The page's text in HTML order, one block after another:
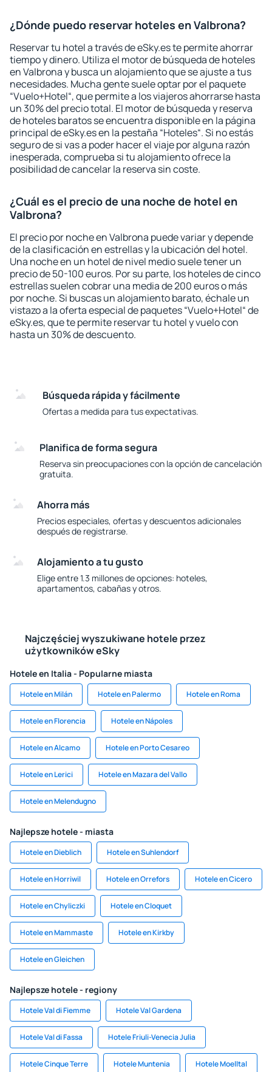
¿Dónde puedo reservar hoteles en Valbrona?
Reservar tu hotel a través de eSky.es te permite ahorrar
tiempo y dinero. Utiliza el motor de búsqueda de hoteles
en Valbrona y busca un alojamiento que se ajuste a tus
necesidades. Mucha gente suele optar por el paquete
“Vuelo+Hotel“, que permite a los viajeros ahorrarse hasta
un 30% del precio total. El motor de búsqueda y reserva
de hoteles baratos se encuentra disponible en la página
principal de eSky.es en la pestaña “Hoteles“. Si no estás
seguro de si vas a poder hacer el viaje por alguna razón
inesperada, comprueba si tu alojamiento ofrece la
posibilidad de cancelar la reserva sin coste.
¿Cuál es el precio de una noche de hotel en
Valbrona?
El precio por noche en Valbrona puede variar y depende
de la clasificación en estrellas y la ubicación del hotel.
Una noche en un hotel de nivel medio suele tener un
precio de 50-100 euros. Por su parte, los hoteles de cinco
estrellas suelen cobrar una media de 200 euros o más
por noche. Si buscas un alojamiento barato, échale un
vistazo a la oferta especial de paquetes “Vuelo+Hotel“ de
eSky.es, que te permite reservar tu hotel y vuelo con
hasta un 30% de descuento.
Búsqueda rápida y fácilmente
Ofertas a medida para tus expectativas.
Planifica de forma segura
Reserva sin preocupaciones con la opción de cancelación
gratuita.
Ahorra más
Precios especiales, ofertas y descuentos adicionales
después de registrarse.
Alojamiento a tu gusto
Elige entre 1.3 millones de opciones: hoteles,
apartamentos, cabañas y otros.
Najczęściej wyszukiwane hotele przez
użytkowników eSky
Hotele en Italia - Popularne miasta
Hotele en Milán Hotele en Palermo Hotele en Roma
Hotele en Florencia Hotele en Nápoles
Hotele en Alcamo Hotele en Porto Cesareo
Hotele en Lerici Hotele en Mazara del Vallo
Hotele en Melendugno
Najlepsze hotele - miasta
Hotele en Dieblich Hotele en Suhlendorf
Hotele en Horriwil Hotele en Orrefors Hotele en Cicero
Hotele en Chyliczki Hotele en Cloquet
Hotele en Mammaste Hotele en Kirkby
Hotele en Gleichen
Najlepsze hotele - regiony
Hotele Val di Fiemme Hotele Val Gardena
Hotele Val di Fassa Hotele Friuli-Venecia Julia
Hotele Cinque Terre Hotele Muntenia Hotele Moelltal